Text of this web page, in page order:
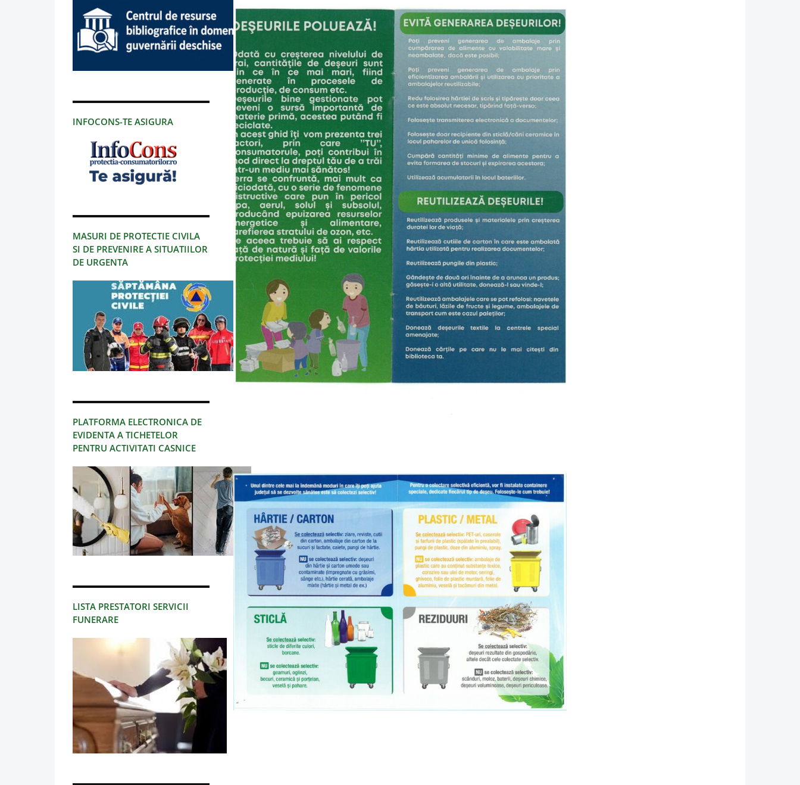
INFOCONS-TE ASIGURA
MASURI DE PROTECTIE CIVILA
SI DE PREVENIRE A SITUATIILOR
DE URGENTA
PLATFORMA ELECTRONICA DE
EVIDENTA A TICHETELOR
PENTRU ACTIVITATI CASNICE
LISTA PRESTATORI SERVICII
FUNERARE